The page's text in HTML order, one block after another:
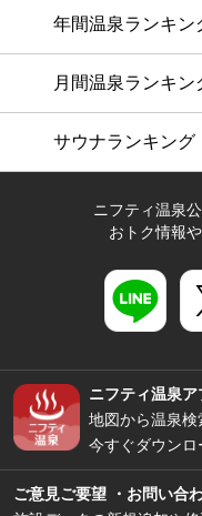
年間温泉ランキン
月間温泉ランキン
サウナランキング
ニフティ温泉
おトク情報
ニフティ温泉ア
地図から温泉検
今すぐダウンロ
ご意見ご要望 ・お問い合